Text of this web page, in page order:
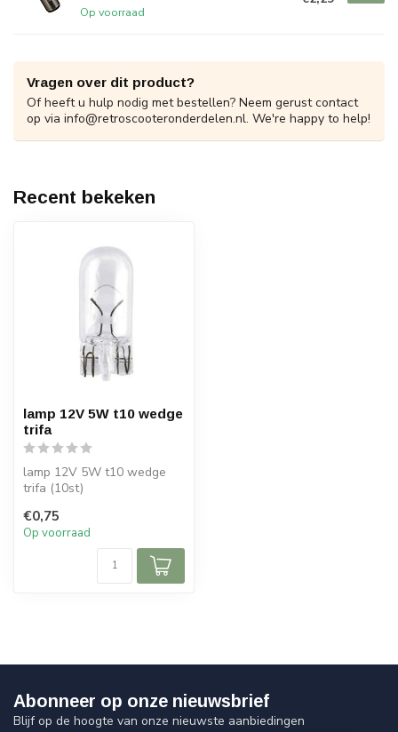
Op voorraad
Vragen over dit product?
Of heeft u hulp nodig met bestellen? Neem gerust contact
op via info@retroscooteronderdelen.nl. We're happy to help!
Recent bekeken
lamp 12V 5W t10 wedge
trifa
lamp 12V 5W t10 wedge
trifa (10st)
€0,75
Op voorraad
Abonneer op onze nieuwsbrief
Blijf op de hoogte van onze nieuwste aanbiedingen